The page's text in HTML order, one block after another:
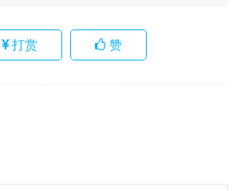
打赏 赞